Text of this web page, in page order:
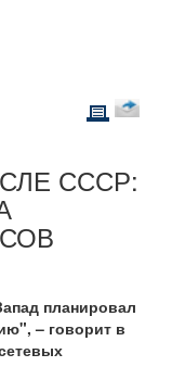
СССР:
планировал
– говорит в